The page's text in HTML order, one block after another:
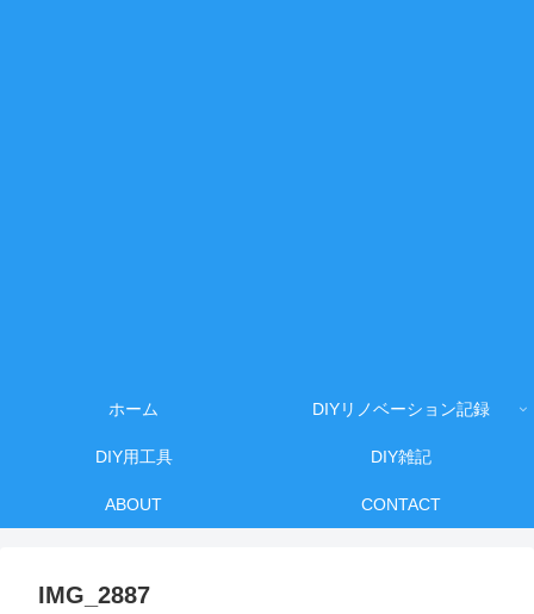
ホーム DIYリノベーション記録
DIY用工具 DIY雑記
ABOUT CONTACT
IMG_2887